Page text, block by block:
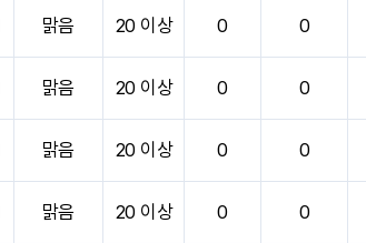
맑음 20 이상 0 0
맑음 20 이상 0 0
맑음 20 이상 0 0
맑음 20 이상 0 0